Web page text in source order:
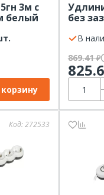
3м с
белый
без
В
869.41₽
Код:272533